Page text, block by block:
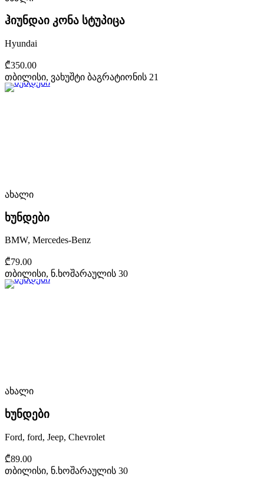
ჰიუნდაი კონა სტუპიცა
Hyundai
₾350.00
თბილისი, ვახუშტი ბაგრატიონის 21
ახალი
ხუნდები
BMW, Mercedes-Benz
₾79.00
თბილისი, ნ.ხოშარაულის 30
ახალი
ხუნდები
Ford, ford, Jeep, Chevrolet
₾89.00
თბილისი, ნ.ხოშარაულის 30